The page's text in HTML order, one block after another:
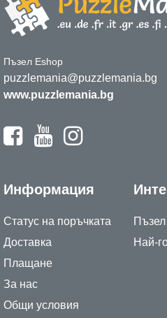
Пъзел Eshop
puzzlemania@puzzlemania.bg
www.puzzlemania.bg
Информация
Статус на поръчката
Доставка
Плащане
За нас
Общи условия
Най-